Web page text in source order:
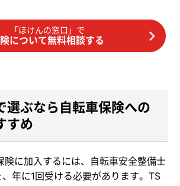
「ほけんの窓口」で
について無料相談する
選ぶなら自転車保険への
すめ
険に加入するには、自転車安全整備士
年に1回受ける必要があります。TS